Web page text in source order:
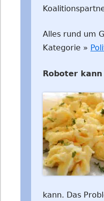
Alles rund um
Kategorie »
Roboter
kann. Das